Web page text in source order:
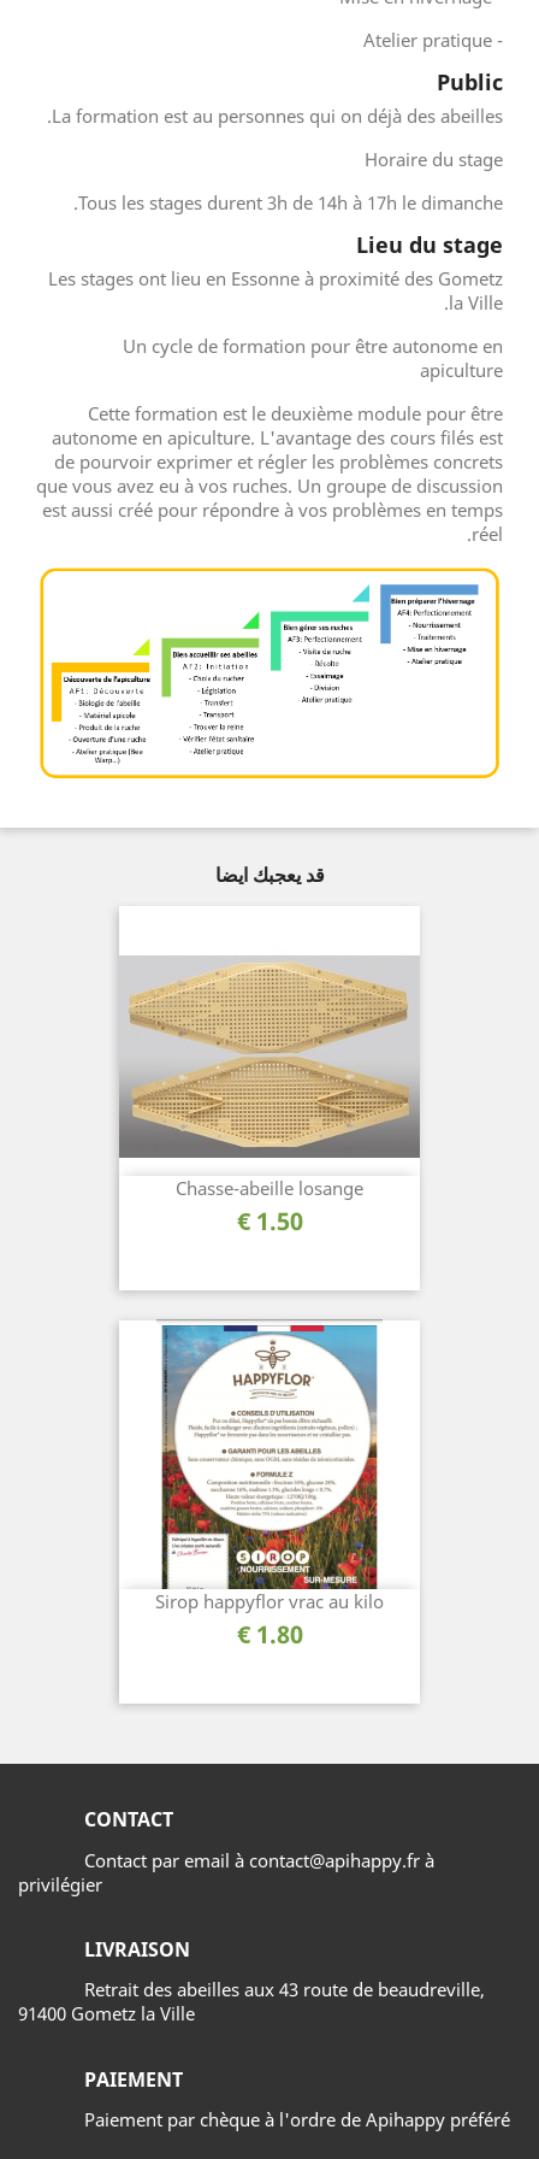
- Atelier pratique
Public
La formation est au personnes qui on déjà des abeilles.
Horaire du stage
Tous les stages durent 3h de 14h à 17h le dimanche.
Lieu du stage
Les stages ont lieu en Essonne à proximité des Gometz
la Ville.
Un cycle de formation pour être autonome en
apiculture
Cette formation est le deuxième module pour être
autonome en apiculture. L'avantage des cours filés est
de pourvoir exprimer et régler les problèmes concrets
que vous avez eu à vos ruches. Un groupe de discussion
est aussi créé pour répondre à vos problèmes en temps
réel.
قد يعجبك ايضا
Chasse-abeille losange
السعر
1.50 €
Sirop happyflor vrac au kilo
السعر
1.80 €
CONTACT
Contact par email à contact@apihappy.fr à
privilégier
LIVRAISON
Retrait des abeilles aux 43 route de beaudreville,
91400 Gometz la Ville
PAIEMENT
Paiement par chèque à l'ordre de Apihappy préféré